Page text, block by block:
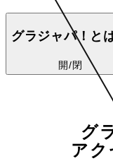
グラジャパ！と
開/閉
グ
ア